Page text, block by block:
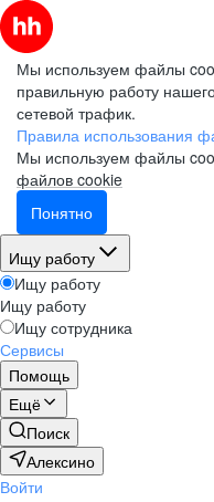
Мы используем файлы
правильную работу
сетевой трафик.
Правила использования
Мы используем файлы
файлов cookie
Понятно
Ищу работу
Ищу работу
Ищу работу
Ищу сотрудника
Сервисы
Помощь
Ещё
Поиск
Алексино
Войти